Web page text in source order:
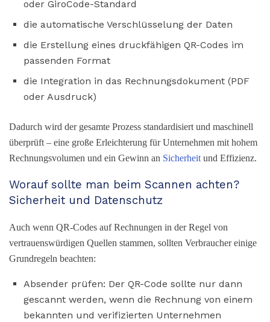
oder GiroCode-Standard
die automatische Verschlüsselung der Daten
die Erstellung eines druckfähigen QR-Codes im
passenden Format
die Integration in das Rechnungsdokument (PDF
oder Ausdruck)
Dadurch wird der gesamte Prozess standardisiert und maschinell
überprüft – eine große Erleichterung für Unternehmen mit hohem
Rechnungsvolumen und ein Gewinn an Sicherheit und Effizienz.
Worauf sollte man beim Scannen achten?
Sicherheit und Datenschutz
Auch wenn QR-Codes auf Rechnungen in der Regel von
vertrauenswürdigen Quellen stammen, sollten Verbraucher einige
Grundregeln beachten:
Absender prüfen: Der QR-Code sollte nur dann
gescannt werden, wenn die Rechnung von einem
bekannten und verifizierten Unternehmen